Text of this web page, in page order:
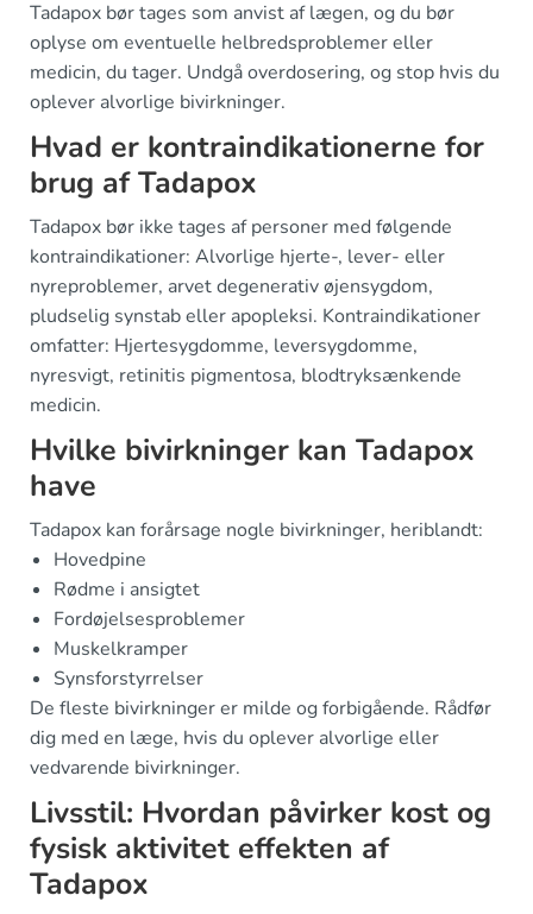
Tadapox bør tages som anvist af lægen, og du bør
oplyse om eventuelle helbredsproblemer eller
medicin, du tager. Undgå overdosering, og stop hvis du
oplever alvorlige bivirkninger.
Hvad er kontraindikationerne for
brug af Tadapox
Tadapox bør ikke tages af personer med følgende
kontraindikationer: Alvorlige hjerte-, lever- eller
nyreproblemer, arvet degenerativ øjensygdom,
pludselig synstab eller apopleksi. Kontraindikationer
omfatter: Hjertesygdomme, leversygdomme,
nyresvigt, retinitis pigmentosa, blodtryksænkende
medicin.
Hvilke bivirkninger kan Tadapox
have
Tadapox kan forårsage nogle bivirkninger, heriblandt:
Hovedpine
Rødme i ansigtet
Fordøjelsesproblemer
Muskelkramper
Synsforstyrrelser
De fleste bivirkninger er milde og forbigående. Rådfør
dig med en læge, hvis du oplever alvorlige eller
vedvarende bivirkninger.
Livsstil: Hvordan påvirker kost og
fysisk aktivitet effekten af
Tadapox